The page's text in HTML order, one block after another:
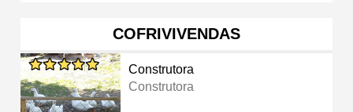
COFRIVIVENDAS
Construtora
Construtora